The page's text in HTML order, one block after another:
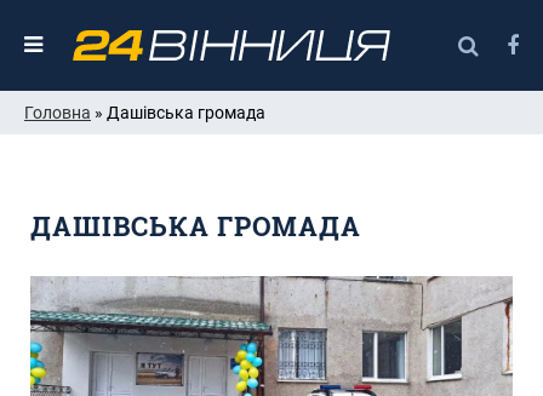
Головна » Дашівська громада
ДАШІВСЬКА ГРОМАДА